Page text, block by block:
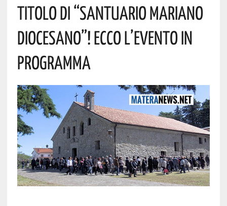
Titolo Di “Santuario Mariano
Diocesano”! Ecco L’evento In
Programma